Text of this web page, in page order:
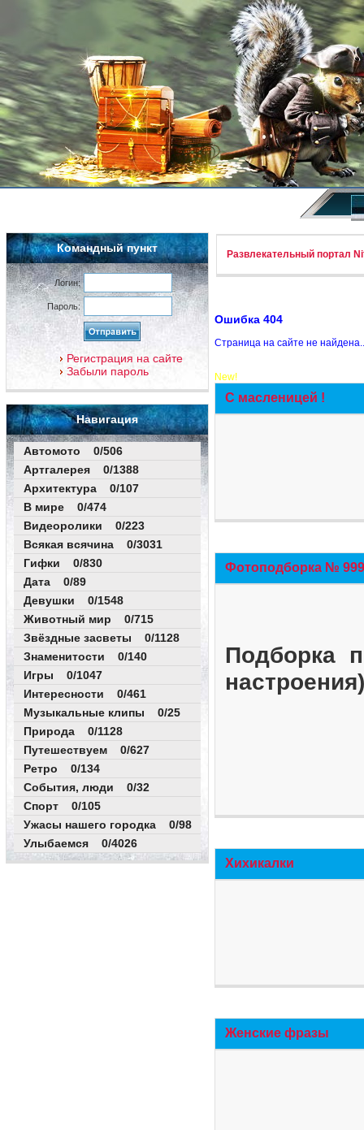
Командный пункт
Логин:
Пароль:
Регистрация на сайте
Забыли пароль
Навигация
Автомото 0/506
Артгалерея 0/1388
Архитектура 0/107
В мире 0/474
Видеоролики 0/223
Всякая всячина 0/3031
Гифки 0/830
Дата 0/89
Девушки 0/1548
Животный мир 0/715
Звёздные засветы 0/1128
Знаменитости 0/140
Игры 0/1047
Интересности 0/461
Музыкальные клипы 0/25
Природа 0/1128
Путешествуем 0/627
Ретро 0/134
События, люди 0/32
Спорт 0/105
Ужасы нашего городка 0/98
Улыбаемся 0/4026
Развлекательный портал
Ошибка 404
Страница на сайте не
New!
С масленицей !
Фотоподборка №
Подборка
Хихикалки
Женские фразы